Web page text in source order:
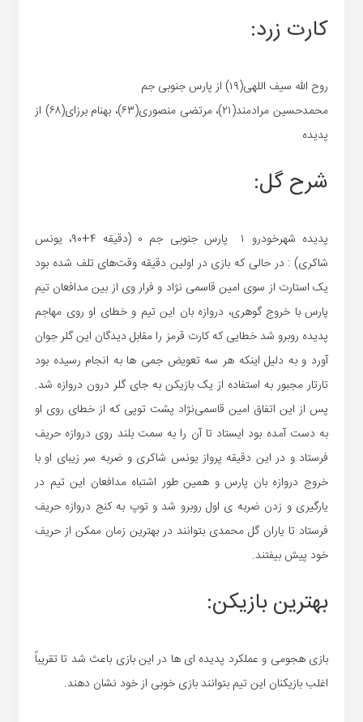
کارت زرد:
روح الله سیف اللهی(۱۹) از پارس جنوبی جم
محمدحسین مرادمند(۲۱)، مرتضی منصوری(۶۳)، بهنام برزای(۶۸) از
پدیده
شرح گل:
پدیده شهرخودرو ۱ پارس جنوبی جم ۰ (دقیقه ۴+۹۰، یونس
شاکری) : در حالی که بازی در اولین دقیقه وقت‌های تلف شده بود
یک استارت از سوی امین قاسمی نژاد و فرار وی از بین مدافعان تیم
پارس با خروج گوهری، دروازه بان این تیم و خطای او روی مهاجم
پدیده روبرو شد خطایی که کارت قرمز را مقابل دیدگان این گلر جوان
آورد و به دلیل اینکه هر سه تعویض جمی ها به انجام رسیده بود
تارتار مجبور به استفاده از یک بازیکن به جای گلر درون دروازه شد.
پس از این اتفاق امین قاسمی‌نژاد پشت توپی که از خطای روی او
به دست آمده بود ایستاد تا آن را به سمت بلند روی دروازه حریف
فرستاد و در این دقیقه پرواز یونس شاکری و ضربه سر زیبای او با
خروج دروازه بان پارس و همین طور اشتباه مدافعان این تیم در
یارگیری و زدن ضربه ی اول روبرو شد و توپ به کنج دروازه حریف
فرستاد تا یاران گل محمدی بتوانند در بهترین زمان ممکن از حریف
خود پیش بیفتند.
بهترین بازیکن:
بازی هجومی و عملکرد پدیده ای ها در این بازی باعث شد تا تقریباً
اغلب بازیکنان این تیم بتوانند بازی خوبی از خود نشان دهند.